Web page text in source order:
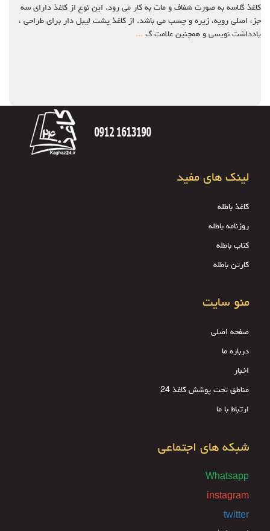
کاغذ گلاسه به صورت شفاف و مات به کار می رود. این نوع از کاغذ دارای سه
جزء اصلی رویه، زیره و چسب می باشد. از کاغذ پشت لیبل دار برای طراحی ،
یادداشت نویسی و همچنین علامت گ ...
لینک های مفید
کاغذ باطله
روزنامه باطله
کتاب باطله
کارتن باطله
منو سایت
صفحه اصلی
درباره ما
اخبار
مناطق تحت پوشش کاغذ 24
ارتباط با ما
شبکه های اجتماعی
Whatsapp
instagram
twitter